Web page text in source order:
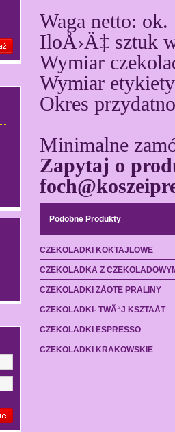
Waga netto: ok.
IloÅ›Ä‡ sztuk
Wymiar
Wymiar
Okres
Minimalne
Zapytaj o
Podobne Produkty
CZEKOLADKI KOKTAJLOWE
CZEKOLADKA Z
CZEKOLADKI ZÅOTE PRALINY
CZEKOLADKI- TWÃ“J KSZTAÅT
CZEKOLADKI ESPRESSO
CZEKOLADKI KRAKOWSKIE